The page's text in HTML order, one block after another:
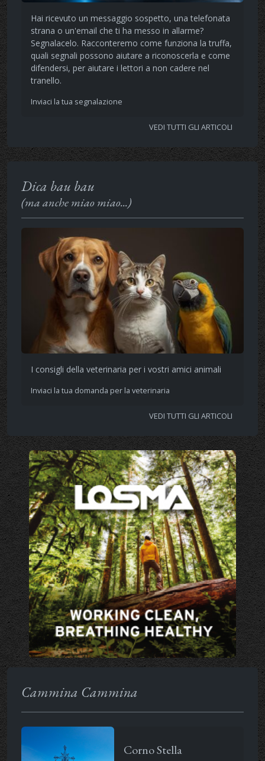
Hai ricevuto un messaggio sospetto, una telefonata
strana o un'email che ti ha messo in allarme?
Segnalacelo. Racconteremo come funziona la truffa,
quali segnali possono aiutare a riconoscerla e come
difendersi, per aiutare i lettori a non cadere nel
tranello.
Inviaci la tua segnalazione
VEDI TUTTI GLI ARTICOLI
Dica bau bau
(ma anche miao miao...)
I consigli della veterinaria per i vostri amici animali
Inviaci la tua domanda per la veterinaria
VEDI TUTTI GLI ARTICOLI
Cammina Cammina
Corno Stella